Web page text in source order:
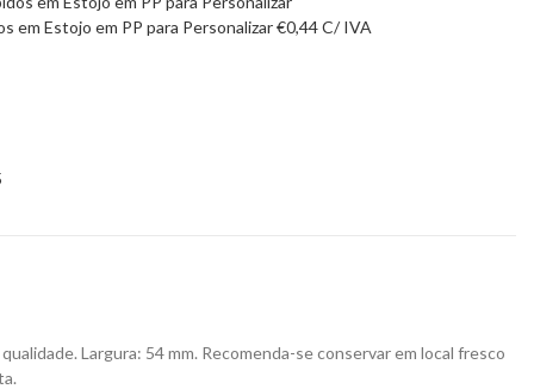
em Estojo em PP para Personalizar€0,44C/ IVA
Largura: 54 mm. Recomenda-se conservar em local fresco